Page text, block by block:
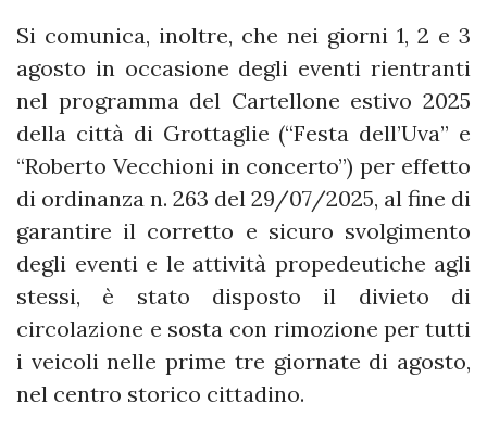
Si comunica, inoltre, che nei giorni 1, 2 e 3
agosto in occasione degli eventi rientranti
nel programma del Cartellone estivo 2025
della città di Grottaglie (“Festa dell’Uva” e
“Roberto Vecchioni in concerto”) per effetto
di ordinanza n. 263 del 29/07/2025, al fine di
garantire il corretto e sicuro svolgimento
degli eventi e le attività propedeutiche agli
stessi, è stato disposto il divieto di
circolazione e sosta con rimozione per tutti
i veicoli nelle prime tre giornate di agosto,
nel centro storico cittadino.